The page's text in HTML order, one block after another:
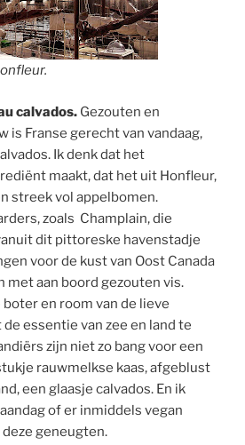
calvados. Gezouten en
is Franse gerecht van vandaag,
Ik denk dat het
maakt, dat het uit Honfleur,
streek vol appelbomen.
zoals Champlain, die
dit pittoreske havenstadje
voor de kust van Oost Canada
met aan boord gezouten vis.
en room van de lieve
essentie van zee en land te
zijn niet zo bang voor een
rauwmelkse kaas, afgeblust
een glaasje calvados. En ik
of er inmiddels vegan
geneugten.